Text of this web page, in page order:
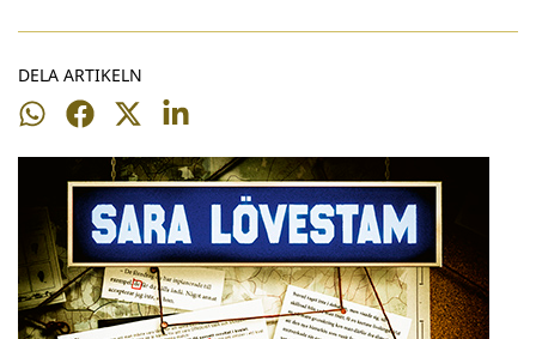
DELA ARTIKELN
Dela
WhatsApp
Dela
Facebook
Dela
Twitter
Dela
LinkedIn